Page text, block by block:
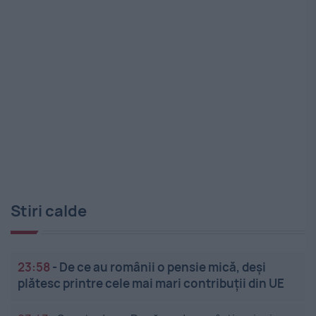
Stiri calde
23:58 - De ce au românii o pensie mică, deși
plătesc printre cele mai mari contribuții din UE